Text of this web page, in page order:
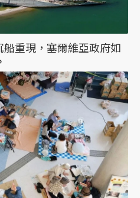
重現，塞爾維亞政府如